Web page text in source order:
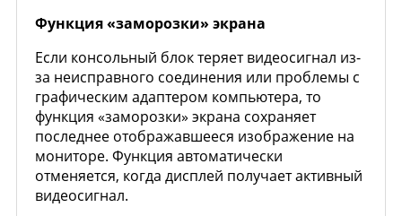
Функция «заморозки» экрана
Если консольный блок теряет видеосигнал из-
за неисправного соединения или проблемы с
графическим адаптером компьютера, то
функция «заморозки» экрана сохраняет
последнее отображавшееся изображение на
мониторе. Функция автоматически
отменяется, когда дисплей получает активный
видеосигнал.